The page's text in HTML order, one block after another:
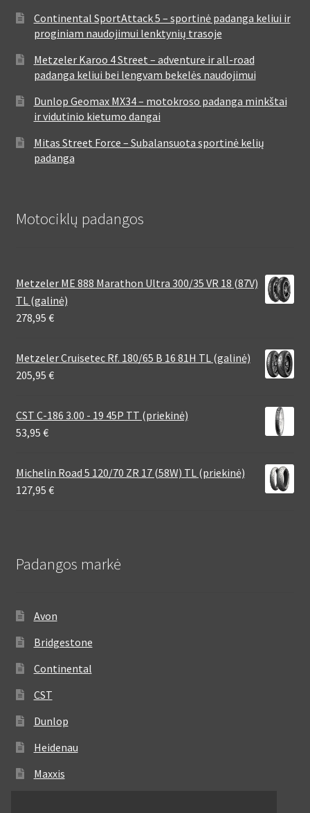
Continental SportAttack 5 – sportinė padanga keliui ir
proginiam naudojimui lenktynių trasoje
Metzeler Karoo 4 Street – adventure ir all-road
padanga keliui bei lengvam bekelės naudojimui
Dunlop Geomax MX34 – motokroso padanga minkštai
ir vidutinio kietumo dangai
Mitas Street Force – Subalansuota sportinė kelių
padanga
Motociklų padangos
Metzeler ME 888 Marathon Ultra 300/35 VR 18 (87V)
TL (galinė)
278,95 €
Metzeler Cruisetec Rf. 180/65 B 16 81H TL (galinė)
205,95 €
CST C-186 3.00 - 19 45P TT (priekinė)
53,95 €
Michelin Road 5 120/70 ZR 17 (58W) TL (priekinė)
127,95 €
Padangos markė
Avon
Bridgestone
Continental
CST
Dunlop
Heidenau
Maxxis